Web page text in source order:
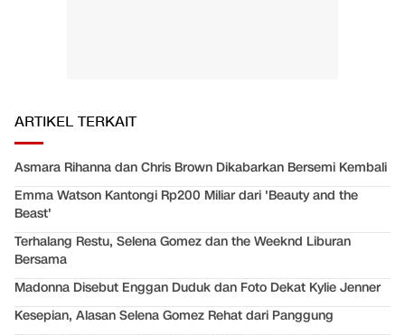
ARTIKEL TERKAIT
Asmara Rihanna dan Chris Brown Dikabarkan Bersemi Kembali
Emma Watson Kantongi Rp200 Miliar dari 'Beauty and the
Beast'
Terhalang Restu, Selena Gomez dan the Weeknd Liburan
Bersama
Madonna Disebut Enggan Duduk dan Foto Dekat Kylie Jenner
Kesepian, Alasan Selena Gomez Rehat dari Panggung